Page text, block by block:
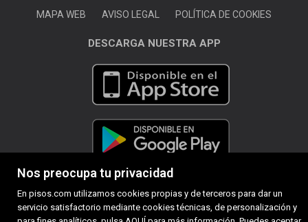
Nos preocupa tu privacidad
En pisos.com utilizamos cookies propias y de terceros para dar un
servicio satisfactorio mediante cookies técnicas, de personalización y
MAPA WEB AVISO LEGAL POLÍTICA DE COOKIES
DESCARGA NUESTRA APP